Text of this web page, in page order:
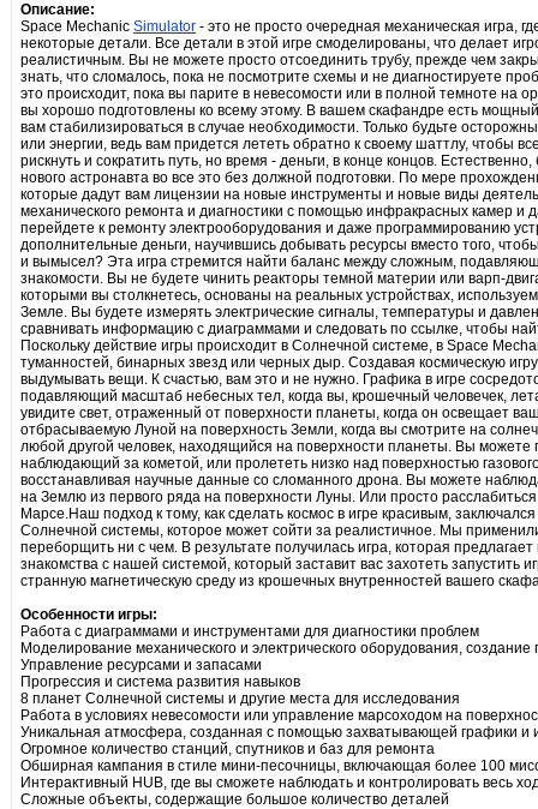
Описание:
Space Mechanic Simulator - это не просто очередная механическая игра,
некоторые детали. Все детали в этой игре смоделированы, что делает
реалистичным. Вы не можете просто отсоединить трубу, прежде чем
знать, что сломалось, пока не посмотрите схемы и не диагностируете
это происходит, пока вы парите в невесомости или в полной темноте на
вы хорошо подготовлены ко всему этому. В вашем скафандре есть
вам стабилизироваться в случае необходимости. Только будьте
или энергии, ведь вам придется лететь обратно к своему шаттлу, чтобы
рискнуть и сократить путь, но время - деньги, в конце концов.
нового астронавта во все это без должной подготовки. По мере
которые дадут вам лицензии на новые инструменты и новые виды
механического ремонта и диагностики с помощью инфракрасных камер и
перейдете к ремонту электрооборудования и даже программированию
дополнительные деньги, научившись добывать ресурсы вместо того,
и вымысел? Эта игра стремится найти баланс между сложным,
знакомости. Вы не будете чинить реакторы темной материи или варп-
которыми вы столкнетесь, основаны на реальных устройствах,
Земле. Вы будете измерять электрические сигналы, температуры и
сравнивать информацию с диаграммами и следовать по ссылке, чтобы
Поскольку действие игры происходит в Солнечной системе, в Space
туманностей, бинарных звезд или черных дыр. Создавая космическую
выдумывать вещи. К счастью, вам это и не нужно. Графика в игре
подавляющий масштаб небесных тел, когда вы, крошечный человечек,
увидите свет, отраженный от поверхности планеты, когда он освещает
отбрасываемую Луной на поверхность Земли, когда вы смотрите на
любой другой человек, находящийся на поверхности планеты. Вы можете
наблюдающий за кометой, или пролететь низко над поверхностью
восстанавливая научные данные со сломанного дрона. Вы можете
на Землю из первого ряда на поверхности Луны. Или просто
Марсе.Наш подход к тому, как сделать космос в игре красивым,
Солнечной системы, которое может сойти за реалистичное. Мы
переборщить ни с чем. В результате получилась игра, которая
знакомства с нашей системой, который заставит вас захотеть запустить
странную магнетическую среду из крошечных внутренностей вашего
Особенности игры:
Работа с диаграммами и инструментами для диагностики проблем
Моделирование механического и электрического оборудования,
Управление ресурсами и запасами
Прогрессия и система развития навыков
8 планет Солнечной системы и другие места для исследования
Работа в условиях невесомости или управление марсоходом на
Уникальная атмосфера, созданная с помощью захватывающей графики и
Огромное количество станций, спутников и баз для ремонта
Обширная кампания в стиле мини-песочницы, включающая более 100
Интерактивный HUB, где вы сможете наблюдать и контролировать весь
Сложные объекты, содержащие большое количество деталей